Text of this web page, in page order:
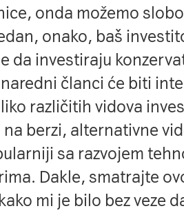
onda možemo
onako, baš
da investiraju
članci će biti
različitih vidova
berzi, alternativne
sa razvojem
Dakle, smatrajte
mi je bilo bez veze